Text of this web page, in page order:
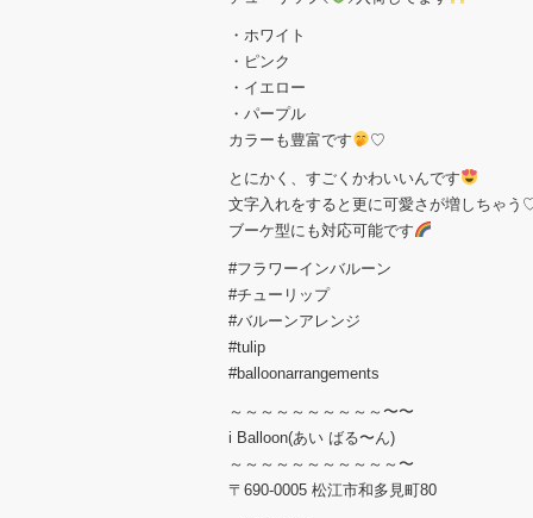
・ホワイト
・ピンク
・イエロー
・パープル
カラーも豊富です
♡
とにかく、すごくかわいいんです
文字入れをすると更に可愛さが増しちゃう
ブーケ型にも対応可能です
#フラワーインバルーン
#チューリップ
#バルーンアレンジ
#tulip
#balloonarrangements
～～～～～～～～～～〜〜
i Balloon(あい ばる〜ん)
～～～～～～～～～～～〜
〒690-0005 松江市和多見町80